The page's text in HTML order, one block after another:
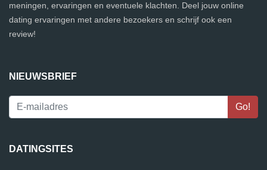
meningen, ervaringen en eventuele klachten. Deel jouw online
dating ervaringen met andere bezoekers en schrijf ook een
review!
NIEUWSBRIEF
DATINGSITES